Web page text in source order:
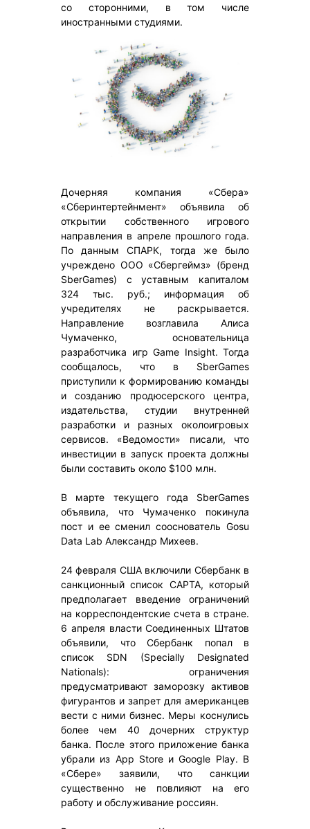
со сторонними, в том числе
иностранными студиями.
Дочерняя компания «Сбера»
«Сберинтертейнмент» объявила об
открытии собственного игрового
направления в апреле прошлого года.
По данным СПАРК, тогда же было
учреждено ООО «Сбергеймз» (бренд
SberGames) с уставным капиталом
324 тыс. руб.; информация об
учредителях не раскрывается.
Направление возглавила Алиса
Чумаченко, основательница
разработчика игр Game Insight. Тогда
сообщалось, что в SberGames
приступили к формированию команды
и созданию продюсерского центра,
издательства, студии внутренней
разработки и разных околоигровых
сервисов. «Ведомости» писали, что
инвестиции в запуск проекта должны
были составить около $100 млн.
В марте текущего года SberGames
объявила, что Чумаченко покинула
пост и ее сменил сооснователь Gosu
Data Lab Александр Михеев.
24 февраля США включили Сбербанк в
санкционный список САРТА, который
предполагает введение ограничений
на корреспондентские счета в стране.
6 апреля власти Соединенных Штатов
объявили, что Сбербанк попал в
список SDN (Specially Designated
Nationals): ограничения
предусматривают заморозку активов
фигурантов и запрет для американцев
вести с ними бизнес. Меры коснулись
более чем 40 дочерних структур
банка. После этого приложение банка
убрали из App Store и Google Play. В
«Сбере» заявили, что санкции
существенно не повлияют на его
работу и обслуживание россиян.